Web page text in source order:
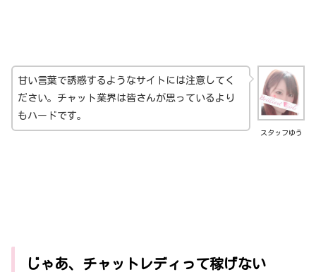
スタッフゆう
甘い言葉で誘惑するようなサイトには注意してく
ださい。チャット業界は皆さんが思っているより
もハードです。
じゃあ、チャットレディって稼げない